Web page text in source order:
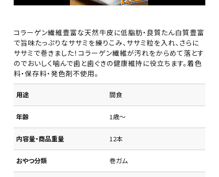
コラーゲン繊維豊富な天然牛皮に低脂肪・良質たん白質豊富
で旨味たっぷりなササミを練りこみ、ササミ粒を入れ、さらに
ササミで巻きました！コラーゲン繊維が汚れをからめて落とす
のでおいしく噛んで歯と歯ぐきの健康維持に役立ちます。着色
料・保存料・発色剤不使用。
用途 間食
年齢 1歳～
内容量・商品重量 12本
おやつ分類 巻ガム